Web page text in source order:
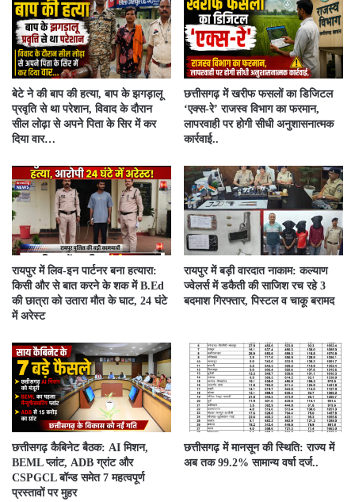
बेटे ने की बाप की हत्या, बाप के झगड़ालू
प्रवृति से था परेशान, विवाद के दौरान
सील लोढ़ा से अपने पिता के सिर में कर
दिया वार…
​छत्तीसगढ़ में खरीफ फसलों का डिजिटल
‘एक्स-रे’ राजस्व विभाग का फरमान,
लापरवाही पर होगी सीधी अनुशासनात्मक
कार्रवाई..
रायपुर में लिव-इन पार्टनर बना हत्यारा:
किसी और से बात करने के शक में B.Ed
की छात्रा को उतारा मौत के घाट, 24 घंटे
में अरेस्ट
रायपुर में बड़ी वारदात नाकाम: कल्याण
ज्वेलर्स में डकैती की साजिश रच रहे 3
बदमाश गिरफ्तार, पिस्टल व चाकू बरामद
छत्तीसगढ़ कैबिनेट बैठक: AI मिशन,
BEML प्लांट, ADB ग्रांट और
CSPGCL बॉन्ड समेत 7 महत्वपूर्ण
प्रस्तावों पर मुहर
छत्तीसगढ़ में मानसून की स्थिति: राज्य में
अब तक 99.2% सामान्य वर्षा दर्ज..